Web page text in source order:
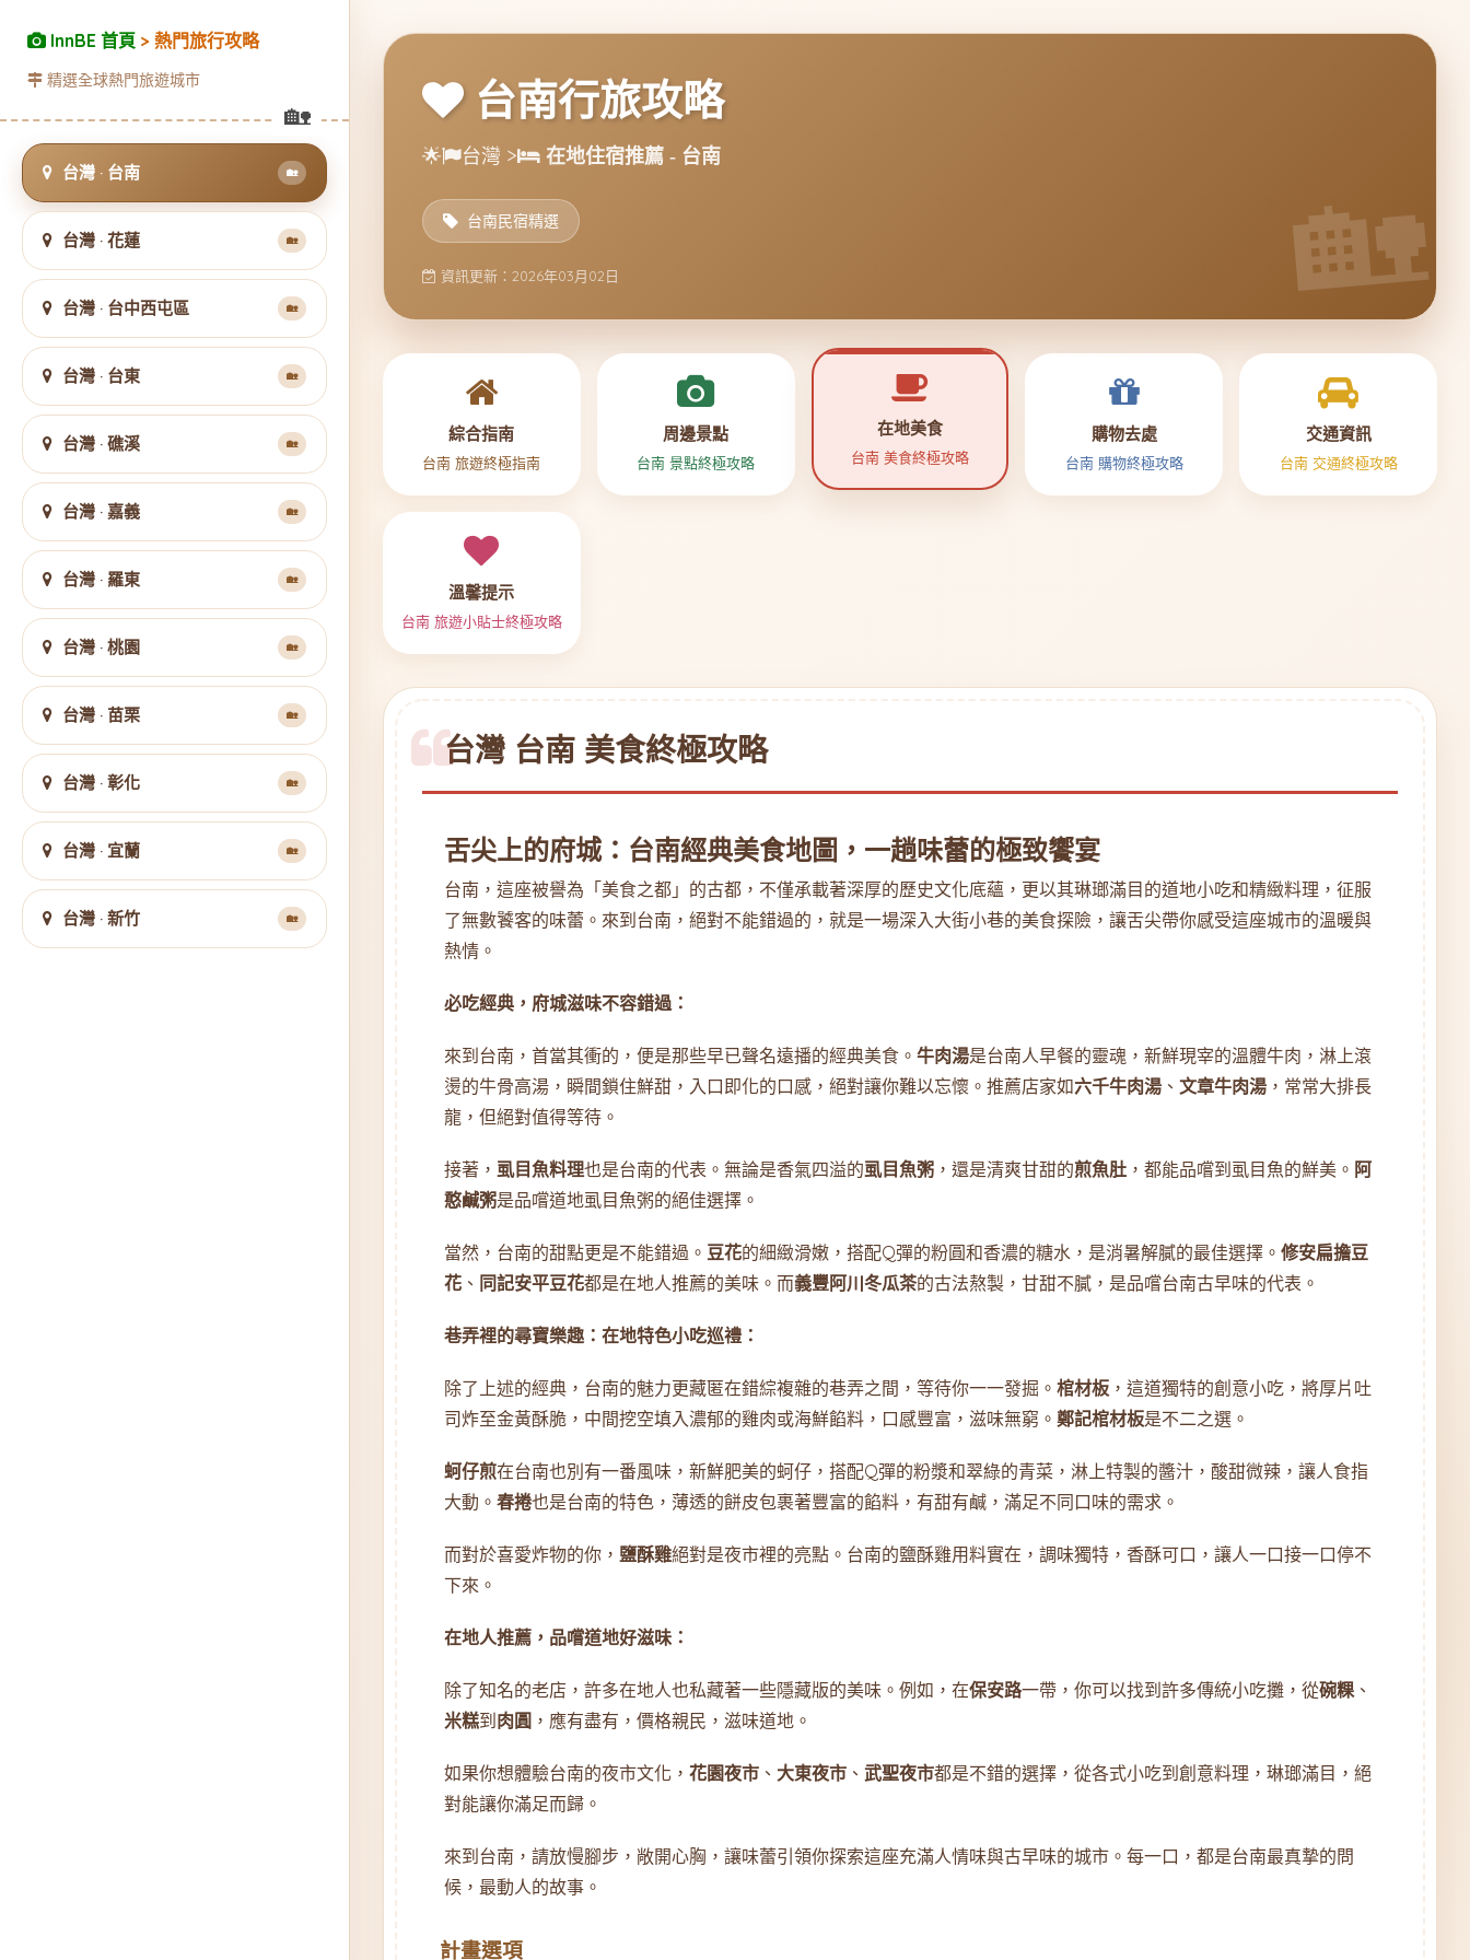
InnBE 首頁 > 熱門旅行攻略
精選全球熱門旅遊城市
台灣 · 台南 🏡
台灣 · 花蓮 🏡
台灣 · 台中西屯區 🏡
台灣 · 台東 🏡
台灣 · 礁溪 🏡
台灣 · 嘉義 🏡
台灣 · 羅東 🏡
台灣 · 桃園 🏡
台灣 · 苗栗 🏡
台灣 · 彰化 🏡
台灣 · 宜蘭 🏡
台灣 · 新竹 🏡
台南行旅攻略
🌟 台灣 > 在地住宿推薦 - 台南
台南民宿精選
資訊更新：2026年03月02日
綜合指南
台南 旅遊終極指南
周邊景點
台南 景點終極攻略
在地美食
台南 美食終極攻略
購物去處
台南 購物終極攻略
交通資訊
台南 交通終極攻略
溫馨提示
台南 旅遊小貼士終極攻略
台灣 台南 美食終極攻略
舌尖上的府城：台南經典美食地圖，一趟味蕾的極致饗宴
台南，這座被譽為「美食之都」的古都，不僅承載著深厚的歷史文化底蘊，更以其琳瑯滿目的道地小吃和精緻料理，征服
了無數饕客的味蕾。來到台南，絕對不能錯過的，就是一場深入大街小巷的美食探險，讓舌尖帶你感受這座城市的溫暖與
熱情。
必吃經典，府城滋味不容錯過：
來到台南，首當其衝的，便是那些早已聲名遠播的經典美食。 牛肉湯是台南人早餐的靈魂，新鮮現宰的溫體牛肉，淋上滾
燙的牛骨高湯，瞬間鎖住鮮甜，入口即化的口感，絕對讓你難以忘懷。推薦店家如六千牛肉湯 、 文章牛肉湯 ，常常大排長
龍，但絕對值得等待。
接著， 虱目魚料理也是台南的代表。無論是香氣四溢的虱目魚粥 ，還是清爽甘甜的煎魚肚 ，都能品嚐到虱目魚的鮮美。 阿
憨鹹粥是品嚐道地虱目魚粥的絕佳選擇。
當然，台南的甜點更是不能錯過。 豆花的細緻滑嫩，搭配Q彈的粉圓和香濃的糖水，是消暑解膩的最佳選擇。 修安扁擔豆
花 、 同記安平豆花都是在地人推薦的美味。而義豐阿川冬瓜茶的古法熬製，甘甜不膩，是品嚐台南古早味的代表。
巷弄裡的尋寶樂趣：在地特色小吃巡禮：
除了上述的經典，台南的魅力更藏匿在錯綜複雜的巷弄之間，等待你一一發掘。 棺材板 ，這道獨特的創意小吃，將厚片吐
司炸至金黃酥脆，中間挖空填入濃郁的雞肉或海鮮餡料，口感豐富，滋味無窮。 鄭記棺材板是不二之選。
蚵仔煎在台南也別有一番風味，新鮮肥美的蚵仔，搭配Q彈的粉漿和翠綠的青菜，淋上特製的醬汁，酸甜微辣，讓人食指
大動。 春捲也是台南的特色，薄透的餅皮包裹著豐富的餡料，有甜有鹹，滿足不同口味的需求。
而對於喜愛炸物的你， 鹽酥雞絕對是夜市裡的亮點。台南的鹽酥雞用料實在，調味獨特，香酥可口，讓人一口接一口停不
下來。
在地人推薦，品嚐道地好滋味：
除了知名的老店，許多在地人也私藏著一些隱藏版的美味。例如，在保安路一帶，你可以找到許多傳統小吃攤，從碗粿、
米糕到 肉圓 ，應有盡有，價格親民，滋味道地。
如果你想體驗台南的夜市文化， 花園夜市 、 大東夜市 、 武聖夜市都是不錯的選擇，從各式小吃到創意料理，琳瑯滿目，絕
對能讓你滿足而歸。
來到台南，請放慢腳步，敞開心胸，讓味蕾引領你探索這座充滿人情味與古早味的城市。每一口，都是台南最真摯的問
候，最動人的故事。
計畫選項